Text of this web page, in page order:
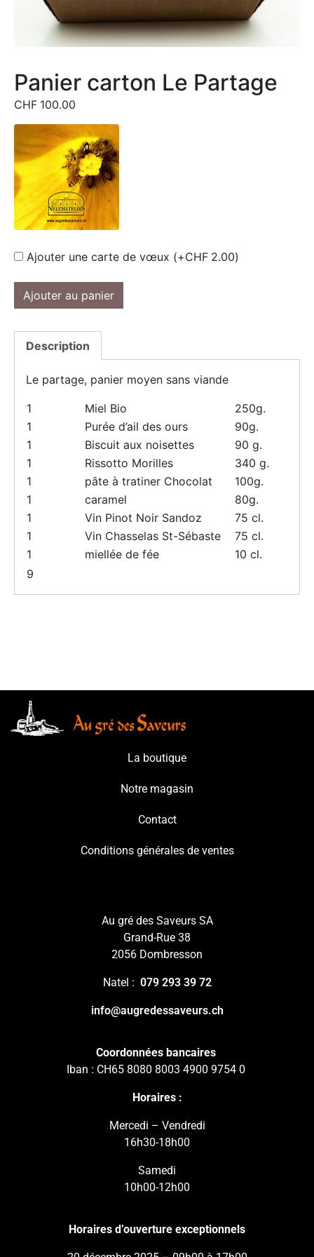
Panier carton Le Partage
CHF 100.00
Ajouter une carte de vœux (+CHF 2.00)
Ajouter au panier
Description
Le partage, panier moyen sans viande
1 Miel Bio
250g.
1
Purée d’ail des ours
90g.
1
Biscuit aux noisettes
90 g.
1
Rissotto Morilles
340 g.
1
pâte à tratiner Chocolat
100g.
1
caramel
80g.
1
Vin Pinot Noir Sandoz
75 cl.
1
Vin Chasselas St-Sébaste
75 cl.
1
miellée de fée
10 cl.
9
La boutique
Notre magasin
Contact
Conditions générales de ventes
Au gré des Saveurs SA
Grand-Rue 38
2056 Dombresson
Natel : 079 293 39 72
info@augredessaveurs.ch
Coordonnées bancaires
Iban : CH65 8080 8003 4900 9754 0
Horaires :
Mercedi – Vendredi
16h30-18h00
Samedi
10h00-12h00
Horaires d’ouverture exceptionnels